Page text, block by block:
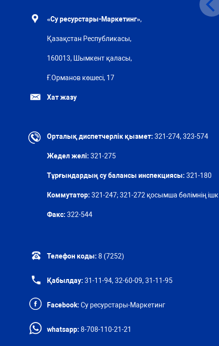
«Су ресурстары-Маркетинг»,
Қазақстан Республикасы,
160013, Шымкент қаласы,
Ғ.Орманов көшесі, 17
Хат жазу
Орталық диспетчерлік қызмет: 321-274, 323-574
Жедел желі: 321-275
Тұрғындардың су балансы инспекциясы: 321-180
Коммутатор: 321-247; 321-272 қосымша бөлімнің ішкі
Факс: 322-544
Телефон коды: 8 (7252)
Қабылдау: 31-11-94, 32-60-09, 31-11-95
Facebook: Су ресурстары-Маркетинг
whatsapp: 8-708-110-21-21